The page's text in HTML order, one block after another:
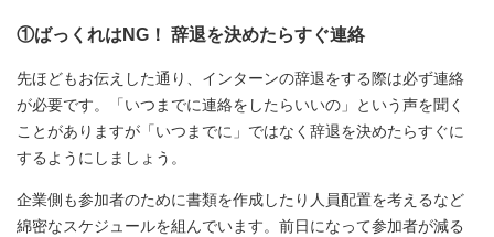
①ばっくれはNG！ 辞退を決めたらすぐ連絡
先ほどもお伝えした通り、インターンの辞退をする際は必ず連絡
が必要です。「いつまでに連絡をしたらいいの」という声を聞く
ことがありますが「いつまでに」ではなく辞退を決めたらすぐに
するようにしましょう。
企業側も参加者のために書類を作成したり人員配置を考えるなど
綿密なスケジュールを組んでいます。前日になって参加者が減る